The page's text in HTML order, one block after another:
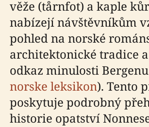
věže (tårnfot) a kaple
nabízejí návštěvníkům
pohled na norské
architektonické tradice
odkaz minulosti
norske leksikon). Tento
poskytuje podrobný
historie opatství